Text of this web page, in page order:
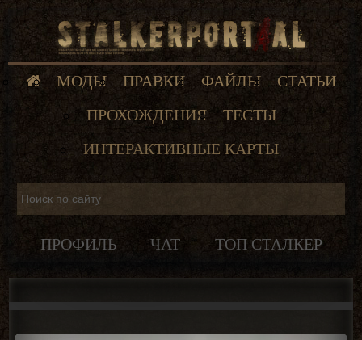
МОДЫ ПРАВКИ ФАЙЛЫ
СТАТЬИ
ПРОХОЖДЕНИЯ
ТЕСТЫ
ИНТЕРАКТИВНЫЕ КАРТЫ
ПРОФИЛЬ ЧАТ ТОП СТАЛКЕР